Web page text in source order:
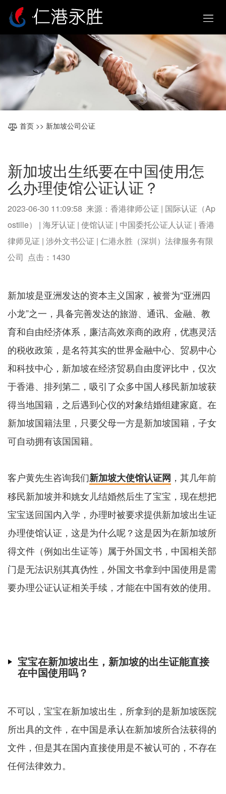
首页 >> 新加坡公司公证
新加坡出生纸要在中国使用怎
么办理使馆公证认证？
2023-06-30 11:09:58 来源：香港律师公证 | 国际认证（Ap
ostille） | 海牙认证 | 使馆认证 | 中国委托公证人认证 | 香港
律师见证 | 涉外文书公证 | 仁港永胜（深圳）法律服务有限
公司 点击： 1430
新加坡是亚洲发达的资本主义国家，被誉为“亚洲四
小龙”之一，具备完善发达的旅游、通讯、金融、教
育和自由经济体系，廉洁高效亲商的政府，优惠灵活
的税收政策，是名符其实的世界金融中心、贸易中心
和科技中心，新加坡在经济贸易自由度评比中，仅次
于香港、排列第二，吸引了众多中国人移民新加坡获
得当地国籍，之后遇到心仪的对象结婚组建家庭。在
新加坡国籍法里，只要父母一方是新加坡国籍，子女
可自动拥有该国国籍。
客户黄先生咨询我们新加坡大使馆认证网 ，其几年前
移民新加坡并和姚女儿结婚然后生了宝宝，现在想把
宝宝送回国内入学，办理时被要求提供新加坡出生证
办理使馆认证，这是为什么呢？这是因为在新加坡所
得文件（例如出生证等）属于外国文书，中国相关部
门是无法识别其真伪性，外国文书拿到中国使用是需
要办理公证认证相关手续，才能在中国有效的使用。
宝宝在新加坡出生，新加坡的出生证能直接
在中国使用吗？
不可以，宝宝在新加坡出生，所拿到的是新加坡医院
所出具的文件，在中国是承认在新加坡所合法获得的
文件，但是其在国内直接使用是不被认可的，不存在
任何法律效力。